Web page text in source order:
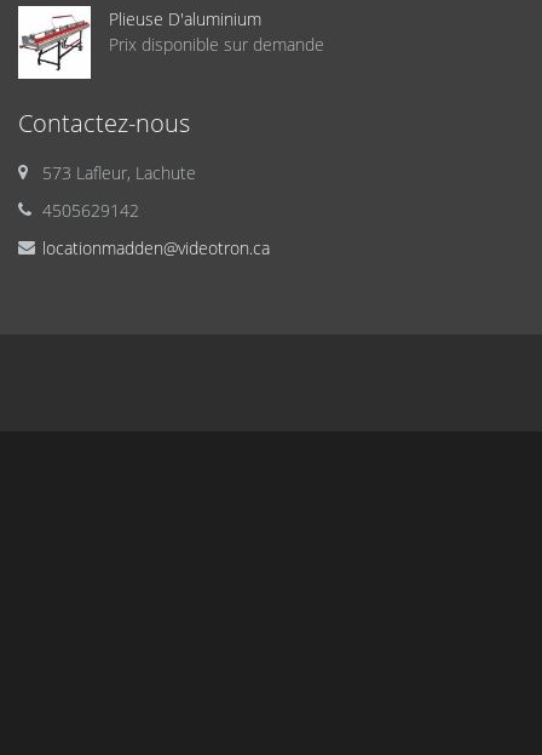
Plieuse D'aluminium
Prix disponible sur demande
Contactez-nous
573 Lafleur, Lachute
4505629142
locationmadden@videotron.ca